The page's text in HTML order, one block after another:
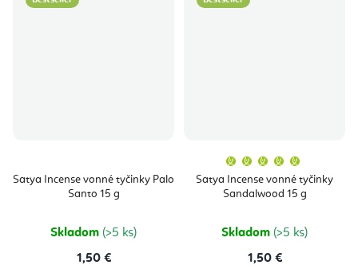
Satya Incense vonné tyčinky Palo
Santo 15 g
Skladom (>5 ks)
1,50 €
Satya Incense vonné tyčinky
Sandalwood 15 g
produktu
je
5,0
Skladom (>5 ks)
1,50 €